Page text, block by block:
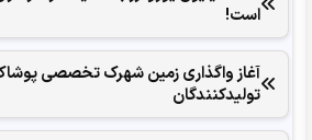
است!
آغاز واگذاری زمین شهرک تخصصی
تولیدکنندگان